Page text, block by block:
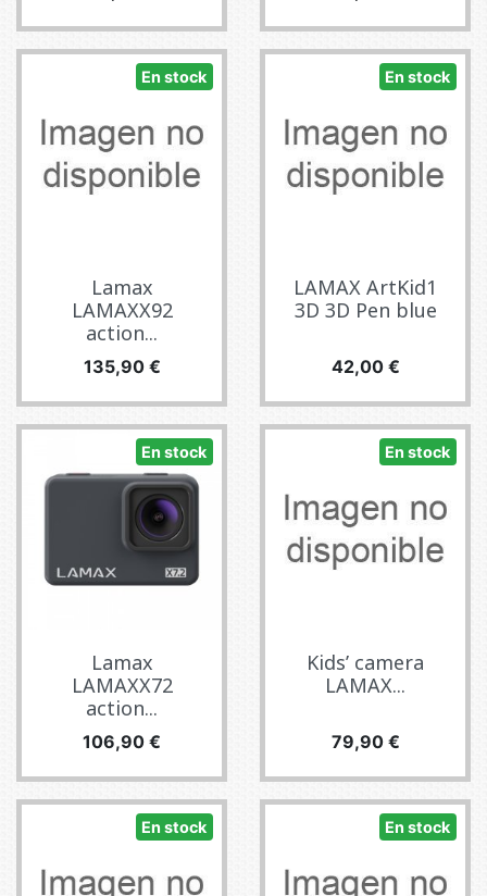
En stock
Lamax
LAMAXX92
action...
Precio
135,90 €
En stock
LAMAX ArtKid1
3D 3D Pen blue
Precio
42,00 €
En stock
Lamax
LAMAXX72
action...
Precio
106,90 €
En stock
Kids’ camera
LAMAX...
Precio
79,90 €
En stock En stock